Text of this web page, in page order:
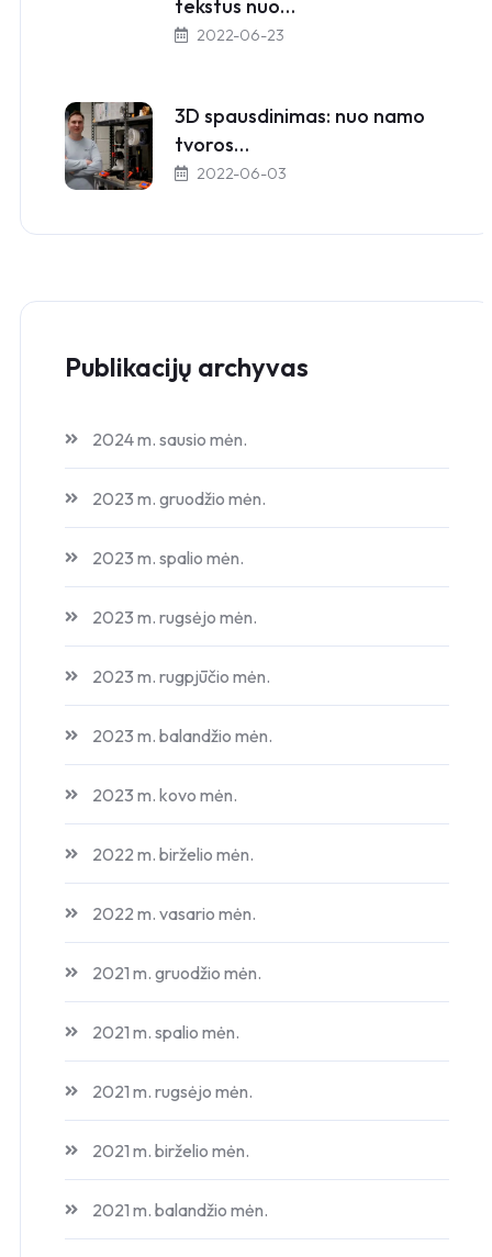
tekstus nuo…
2022-06-23
3D spausdinimas: nuo namo
tvoros…
2022-06-03
Publikacijų archyvas
2024 m. sausio mėn.
2023 m. gruodžio mėn.
2023 m. spalio mėn.
2023 m. rugsėjo mėn.
2023 m. rugpjūčio mėn.
2023 m. balandžio mėn.
2023 m. kovo mėn.
2022 m. birželio mėn.
2022 m. vasario mėn.
2021 m. gruodžio mėn.
2021 m. spalio mėn.
2021 m. rugsėjo mėn.
2021 m. birželio mėn.
2021 m. balandžio mėn.